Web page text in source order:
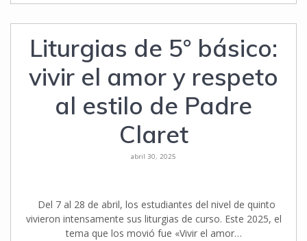
Liturgias de 5° básico:
vivir el amor y respeto
al estilo de Padre
Claret
abril 30, 2025
Del 7 al 28 de abril, los estudiantes del nivel de quinto
vivieron intensamente sus liturgias de curso. Este 2025, el
tema que los movió fue «Vivir el amor…